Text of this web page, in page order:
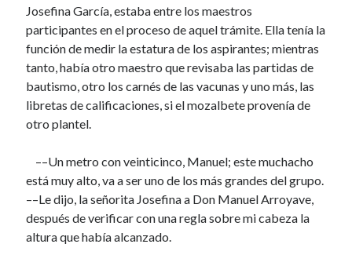
MÁS DE POLÍTICA
18 mayo, 2025
UN REGRESO
18 mayo, 2025
UNA BUENA HORA
29 diciembre, 2024
CUEVA BONITA
16 diciembre, 2024
28 septiembre, 2024
“LA MUJER QUE LLEGABA A LAS SEÍS”
7 septiembre, 2024
“EL ARNES”
Josefina García, estaba entre los maestros
participantes en el proceso de aquel trámite. Ella tenía la
función de medir la estatura de los aspirantes; mientras
tanto, había otro maestro que revisaba las partidas de
bautismo, otro los carnés de las vacunas y uno más, las
libretas de calificaciones, si el mozalbete provenía de
otro plantel.
––Un metro con veinticinco, Manuel; este muchacho
está muy alto, va a ser uno de los más grandes del grupo.
––Le dijo, la señorita Josefina a Don Manuel Arroyave,
después de verificar con una regla sobre mi cabeza la
altura que había alcanzado.